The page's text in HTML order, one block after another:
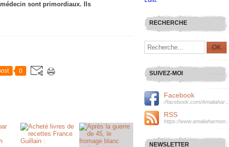
sont primordiaux. Ils
0
RECHERCHE
SUIVEZ-MOI
Facebook
RSS
NEWSLETTER